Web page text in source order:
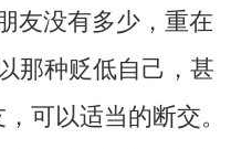
友没有多少，重在
那种贬低自己，甚
可以适当的断交。